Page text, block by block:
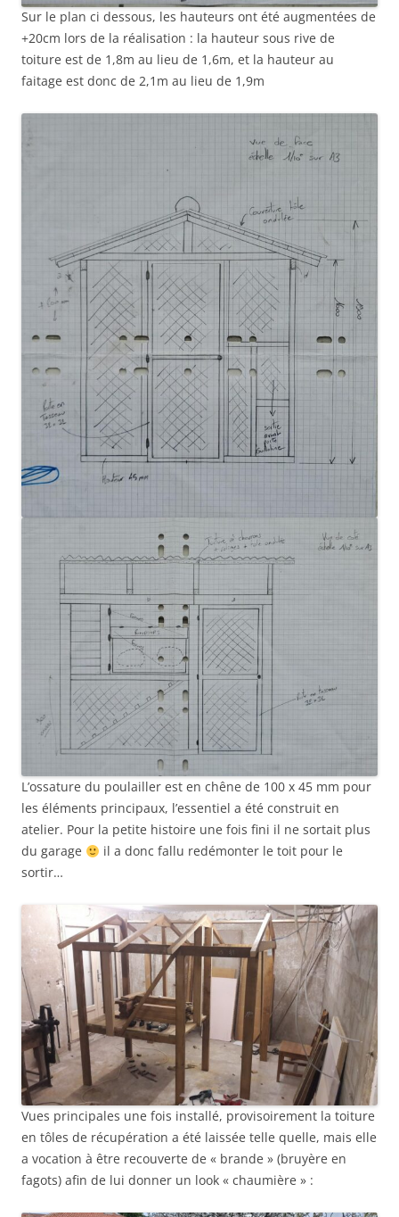
Sur le plan ci dessous, les hauteurs ont été augmentées de
+20cm lors de la réalisation : la hauteur sous rive de
toiture est de 1,8m au lieu de 1,6m, et la hauteur au
faitage est donc de 2,1m au lieu de 1,9m
L’ossature du poulailler est en chêne de 100 x 45 mm pour
les éléments principaux, l’essentiel a été construit en
atelier. Pour la petite histoire une fois fini il ne sortait plus
du garage
il a donc fallu redémonter le toit pour le
sortir…
Vues principales une fois installé, provisoirement la toiture
en tôles de récupération a été laissée telle quelle, mais elle
a vocation à être recouverte de « brande » (bruyère en
fagots) afin de lui donner un look « chaumière » :